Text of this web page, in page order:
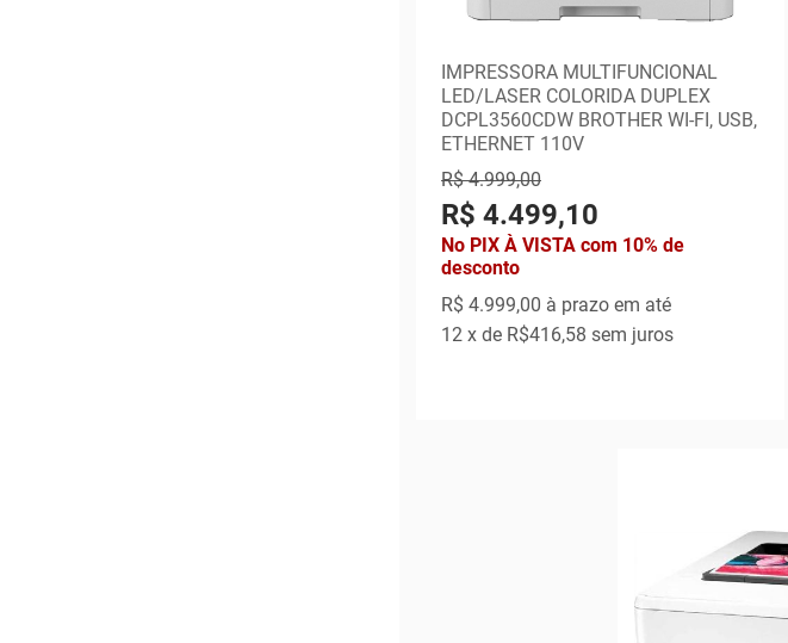
IMPRESSORA MULTIFUNCIONAL
LED/LASER COLORIDA DUPLEX
DCPL3560CDW BROTHER WI-FI, USB,
ETHERNET 110V
R$ 4.999,00
R$ 4.499,10
No PIX À VISTA com 10% de
desconto
R$ 4.999,00 à prazo em até
12 x de R$416,58 sem juros